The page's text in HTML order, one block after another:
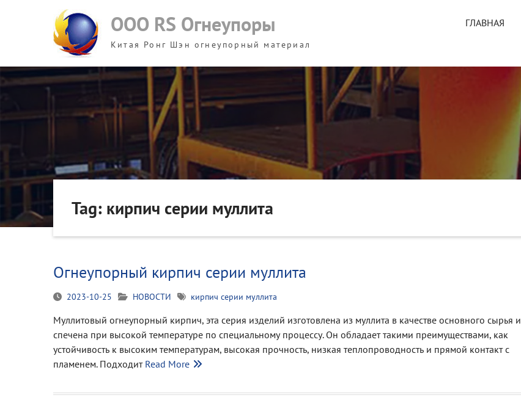
ООО RS Огнеупоры
Китая Ронг Шэн огнеупорный материал
ГЛАВНАЯ
Tag: кирпич серии муллита
Огнеупорный кирпич серии муллита
2023-10-25 НОВОСТИ кирпич серии муллита
Муллитовый огнеупорный кирпич, эта серия изделий изготовлена из муллита в качестве основного сырья и
спечена при высокой температуре по специальному процессу. Он обладает такими преимуществами, как
устойчивость к высоким температурам, высокая прочность, низкая теплопроводность и прямой контакт с
пламенем. Подходит Read More